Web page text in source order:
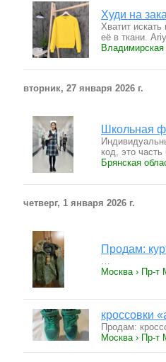
Худи на
Хватит
её в ткани.
вторник, 27 января 2026 г.
Школьная
код, это
Брянская
четверг, 1 января 2026 г.
Продам:
…
Москва › Пр-т
кроссовки
Продам:
Москва › Пр-т